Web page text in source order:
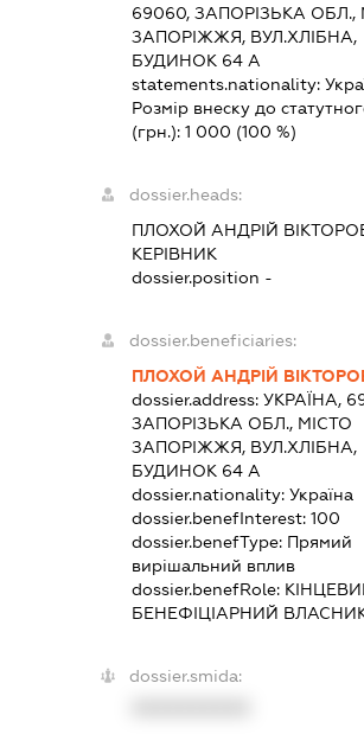
69060, ЗАПОРІЗЬКА ОБЛ.,
ЗАПОРІЖЖЯ, ВУЛ.ХЛІБНА,
БУДИНОК 64 А
statements.nationality:
Розмір внеску до
(грн.):1 000 (100 %)
dossier.heads:
ПЛОХОЙ АНДРІЙ
КЕРІВНИК
dossier.position -
dossier.beneficiaries:
ПЛОХОЙ АНДРІЙ
dossier.address:УКРАЇНА,
ЗАПОРІЗЬКА ОБЛ., МІСТО
ЗАПОРІЖЖЯ, ВУЛ.ХЛІБНА,
БУДИНОК 64 А
dossier.nationality:Україна
dossier.benefInterest:100
dossier.benefType: Прямий
вирішальний вплив
dossier.benefRole:
БЕНЕФІЦІАРНИЙ
dossier.smida: